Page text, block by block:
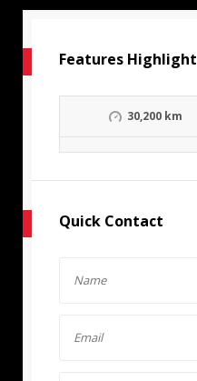
Features Highlight
30,200 km
Quick Contact